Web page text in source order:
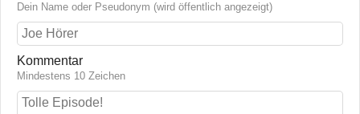
Dein Name oder Pseudonym (wird öffentlich angezeigt)
Kommentar
Mindestens 10 Zeichen